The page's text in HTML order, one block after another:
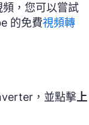
，您可以嘗試
的免費視頻轉
，並點擊 上